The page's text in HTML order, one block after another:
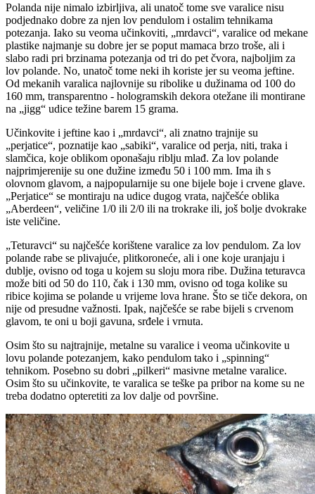
Polanda nije nimalo izbirljiva, ali unatoč tome sve varalice nisu
podjednako dobre za njen lov pendulom i ostalim tehnikama
potezanja. Iako su veoma učinkoviti, „mrdavci“, varalice od mekane
plastike najmanje su dobre jer se poput mamaca brzo troše, ali i
slabo radi pri brzinama potezanja od tri do pet čvora, najboljim za
lov polande. No, unatoč tome neki ih koriste jer su veoma jeftine.
Od mekanih varalica najlovnije su ribolike u dužinama od 100 do
160 mm, transparentno - hologramskih dekora otežane ili montirane
na „jigg“ udice težine barem 15 grama.
Učinkovite i jeftine kao i „mrdavci“, ali znatno trajnije su
„perjatice“, poznatije kao „sabiki“, varalice od perja, niti, traka i
slamčica, koje oblikom oponašaju riblju mlađ. Za lov polande
najprimjerenije su one dužine između 50 i 100 mm. Ima ih s
olovnom glavom, a najpopularnije su one bijele boje i crvene glave.
„Perjatice“ se montiraju na udice dugog vrata, najčešće oblika
„Aberdeen“, veličine 1/0 ili 2/0 ili na trokrake ili, još bolje dvokrake
iste veličine.
„Teturavci“ su najčešće korištene varalice za lov pendulom. Za lov
polande rabe se plivajuće, plitkoroneće, ali i one koje uranjaju i
dublje, ovisno od toga u kojem su sloju mora ribe. Dužina teturavca
može biti od 50 do 110, čak i 130 mm, ovisno od toga kolike su
ribice kojima se polande u vrijeme lova hrane. Što se tiče dekora, on
nije od presudne važnosti. Ipak, najčešće se rabe bijeli s crvenom
glavom, te oni u boji gavuna, srđele i vrnuta.
Osim što su najtrajnije, metalne su varalice i veoma učinkovite u
lovu polande potezanjem, kako pendulom tako i „spinning“
tehnikom. Posebno su dobri „pilkeri“ masivne metalne varalice.
Osim što su učinkovite, te varalica se teške pa pribor na kome su ne
treba dodatno opteretiti za lov dalje od površine.